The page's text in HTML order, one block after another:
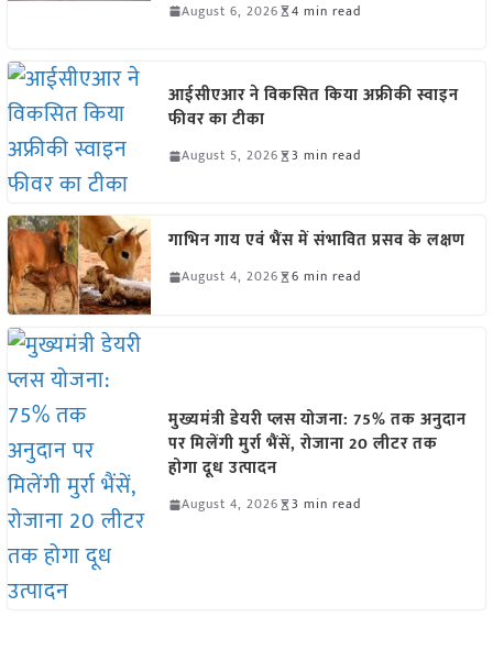
August 6, 2026 4 min read
आईसीएआर ने विकसित किया अफ्रीकी स्वाइन
फीवर का टीका
August 5, 2026 3 min read
गाभिन गाय एवं भैंस में संभावित प्रसव के लक्षण
August 4, 2026 6 min read
मुख्यमंत्री डेयरी प्लस योजना: 75% तक अनुदान
पर मिलेंगी मुर्रा भैंसें, रोजाना 20 लीटर तक
होगा दूध उत्पादन
August 4, 2026 3 min read